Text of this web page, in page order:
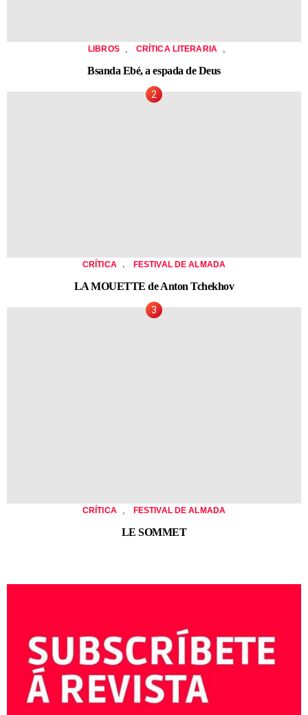
LIBROS CRÍTICA LITERARIA
Bsanda Ebé, a espada de Deus
CRÍTICA , FESTIVAL DE ALMADA
LA MOUETTE de Anton Tchekhov
CRÍTICA FESTIVAL DE ALMADA
LE SOMMET